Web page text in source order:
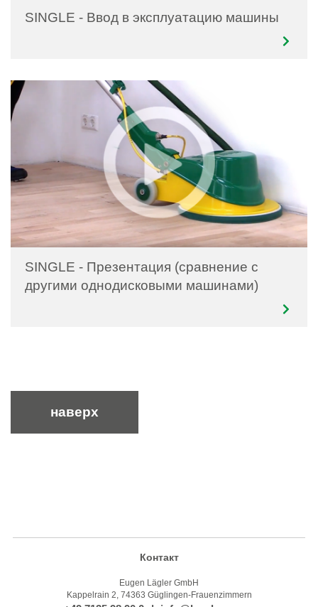
SINGLE - Ввод в эксплуатацию машины
SINGLE - Презентация (сравнение с
другими однодисковыми машинами)
наверх
Контакт
Eugen Lägler GmbH
Kappelrain 2, 74363 Güglingen-Frauenzimmern